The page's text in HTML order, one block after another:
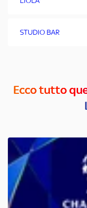
STUDIO BAR
Ecco tutto